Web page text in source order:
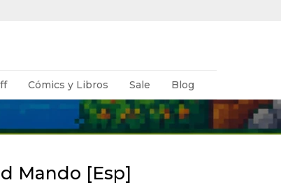
Cómics y Libros Sale Blog
Mando [Esp]